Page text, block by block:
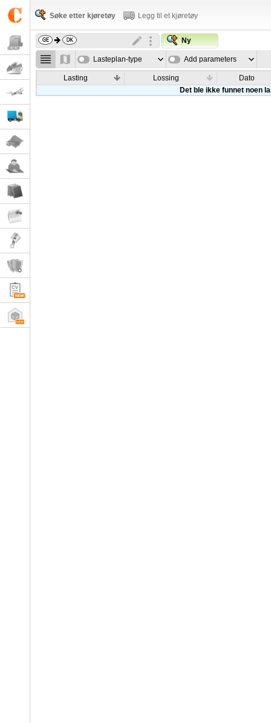
Søke etter kjøretøy Legg til et kjøretøy
Ny
Lasteplan-type Add parameters
Lasting Lossing
Dato
Det ble ikke funnet noen